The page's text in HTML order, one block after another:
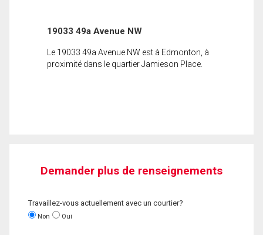
19033 49a Avenue NW
Le 19033 49a Avenue NW est à Edmonton, à
proximité dans le quartier Jamieson Place.
Demander plus de renseignements
Travaillez-vous actuellement avec un courtier?
Non Oui